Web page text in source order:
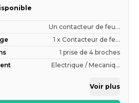
Un contacteur de feu...
1 x Contacteur de fe...
1 prise de 4 broches
Electrique / Mecaniq...
Voir plus